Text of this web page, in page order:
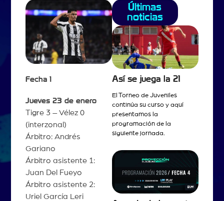
Fecha 1
Jueves 23 de enero
Tigre 3 – Vélez 0
(interzonal)
Árbitro: Andrés
Gariano
Árbitro asistente 1:
Juan Del Fueyo
Árbitro asistente 2:
Uriel García Leri
Últimas
noticias
Así se juega la 21
El Torneo de Juveniles
continúa su curso y aquí
presentamos la
programación de la
siguiente jornada.